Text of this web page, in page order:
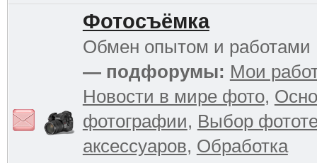
Фотосъёмка
Обмен опытом и работами
— подфорумы: Мои
Новости в мире фото,
фотографии, Выбор
аксессуаров, Обработка